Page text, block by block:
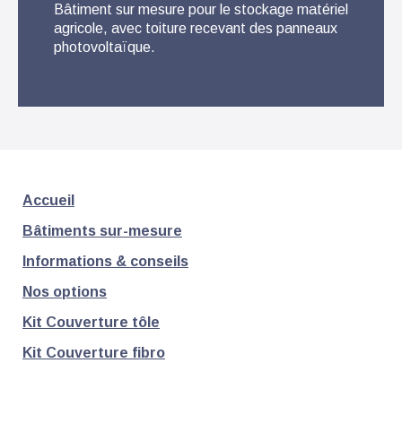
Bâtiment sur mesure pour le stockage matériel
agricole, avec toiture recevant des panneaux
photovoltaïque.
Accueil
Bâtiments sur-mesure
Informations & conseils
Nos options
Kit Couverture tôle
Kit Couverture fibro